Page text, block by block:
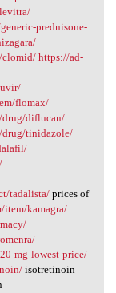
prednisone-
clomid/ https://ad-
flomax/
drug/diflucan/
drug/tinidazole/
tadalista/prices of
item/kamagra/
mg-lowest-price/
isotretinoin